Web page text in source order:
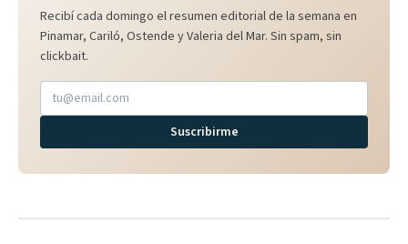
Recibí cada domingo el resumen editorial de la semana en
Pinamar, Cariló, Ostende y Valeria del Mar. Sin spam, sin
clickbait.
Suscribirme